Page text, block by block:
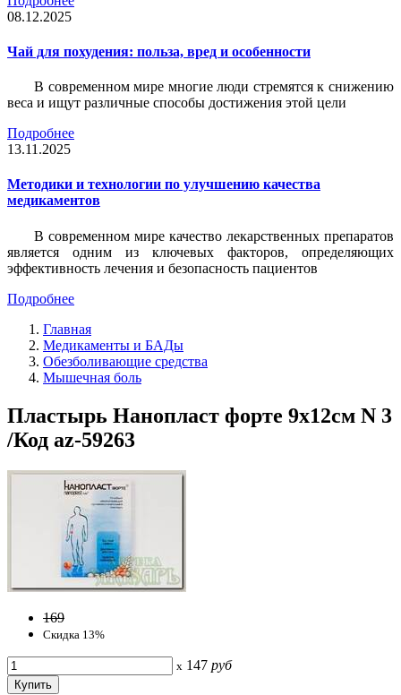
08.12.2025
Чай для похудения: польза, вред и особенности
В современном мире многие люди стремятся к снижению
веса и ищут различные способы достижения этой цели
Подробнее
13.11.2025
Методики и технологии по улучшению качества
медикаментов
В современном мире качество лекарственных препаратов
является одним из ключевых факторов, определяющих
эффективность лечения и безопасность пациентов
Подробнее
Главная
Медикаменты и БАДы
Обезболивающие средства
Мышечная боль
Пластырь Нанопласт форте 9х12см N 3
/Код az-59263
169
Скидка 13%
x 147 руб